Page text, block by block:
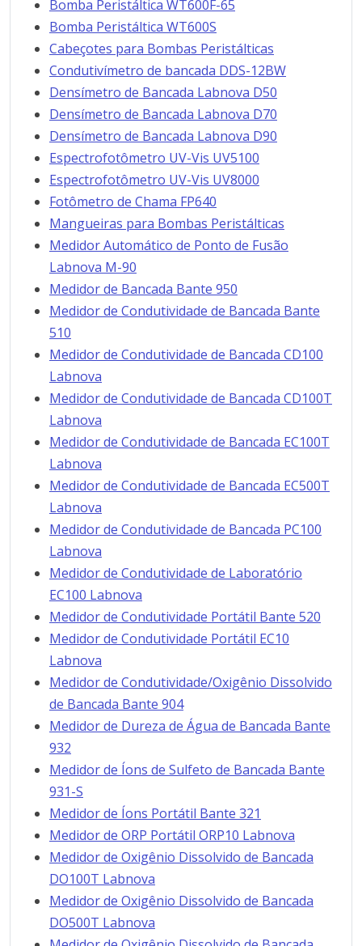
Bomba Peristáltica WT600F-65
Bomba Peristáltica WT600S
Cabeçotes para Bombas Peristálticas
Condutivímetro de bancada DDS-12BW
Densímetro de Bancada Labnova D50
Densímetro de Bancada Labnova D70
Densímetro de Bancada Labnova D90
Espectrofotômetro UV-Vis UV5100
Espectrofotômetro UV-Vis UV8000
Fotômetro de Chama FP640
Mangueiras para Bombas Peristálticas
Medidor Automático de Ponto de Fusão
Labnova M-90
Medidor de Bancada Bante 950
Medidor de Condutividade de Bancada Bante
510
Medidor de Condutividade de Bancada CD100
Labnova
Medidor de Condutividade de Bancada CD100T
Labnova
Medidor de Condutividade de Bancada EC100T
Labnova
Medidor de Condutividade de Bancada EC500T
Labnova
Medidor de Condutividade de Bancada PC100
Labnova
Medidor de Condutividade de Laboratório
EC100 Labnova
Medidor de Condutividade Portátil Bante 520
Medidor de Condutividade Portátil EC10
Labnova
Medidor de Condutividade/Oxigênio Dissolvido
de Bancada Bante 904
Medidor de Dureza de Água de Bancada Bante
932
Medidor de Íons de Sulfeto de Bancada Bante
931-S
Medidor de Íons Portátil Bante 321
Medidor de ORP Portátil ORP10 Labnova
Medidor de Oxigênio Dissolvido de Bancada
DO100T Labnova
Medidor de Oxigênio Dissolvido de Bancada
DO500T Labnova